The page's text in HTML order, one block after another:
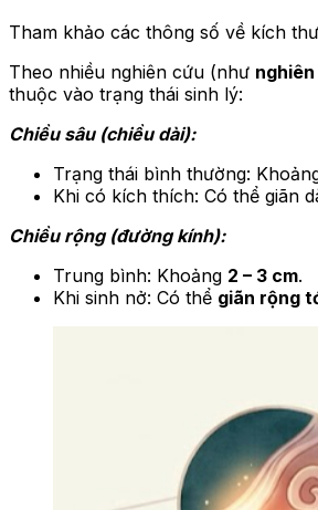
Tham khảo các thông số về kích
Theo nhiều nghiên cứu (như
thuộc vào trạng thái sinh lý:
Chiều sâu (chiều dài):
Trạng thái bình thường:
Khi có kích thích: Có thể giãn
Chiều rộng (đường kính):
Trung bình: Khoảng 2 – 3 cm.
Khi sinh nở: Có thể giãn rộng